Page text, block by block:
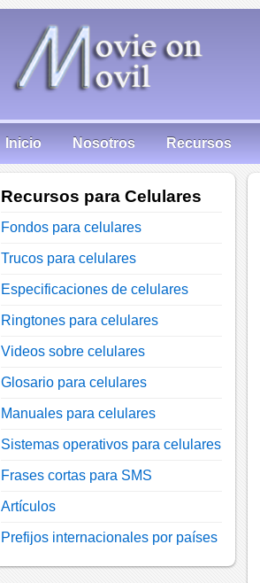
Inicio Nosotros Recursos
Recursos para Celulares
Fondos para celulares
Trucos para celulares
Especificaciones de celulares
Ringtones para celulares
Videos sobre celulares
Glosario para celulares
Manuales para celulares
Sistemas operativos para celulares
Frases cortas para SMS
Artículos
Prefijos internacionales por países